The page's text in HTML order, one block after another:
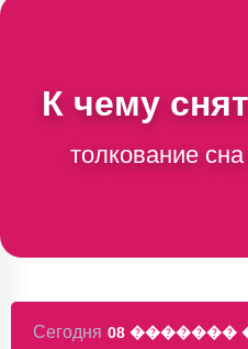
К чему
толкование
Сегодня 08 �������